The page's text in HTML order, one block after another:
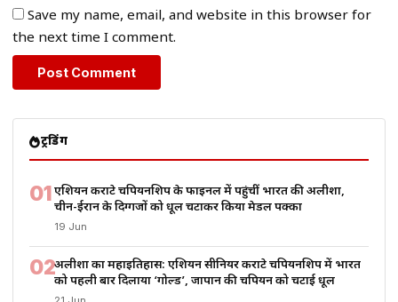
Save my name, email, and website in this browser for
the next time I comment.
ट्रेंडिंग
01एशियन कराटे चैंपियनशिप के फाइनल में पहुंचीं भारत की अलीशा,
चीन-ईरान के दिग्गजों को धूल चटाकर किया मेडल पक्का
19 Jun
02अलीशा का महाइतिहास: एशियन सीनियर कराटे चैंपियनशिप में भारत
को पहली बार दिलाया ‘गोल्ड’, जापान की चैंपियन को चटाई धूल